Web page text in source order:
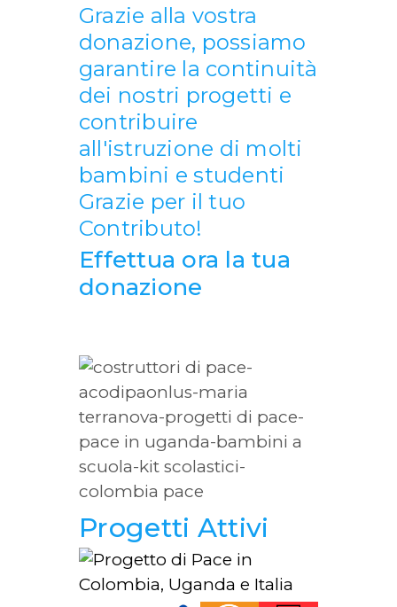
Grazie alla vostra
donazione, possiamo
garantire la continuità
dei nostri progetti e
contribuire
all'istruzione di molti
bambini e studenti
Grazie per il tuo
Contributo!
Effettua ora la tua
donazione
Progetti Attivi